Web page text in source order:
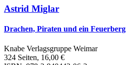
Astrid Miglar
Drachen, Piraten und ein Feuerberg
Knabe Verlagsgruppe Weimar
324 Seiten, 16,00 €